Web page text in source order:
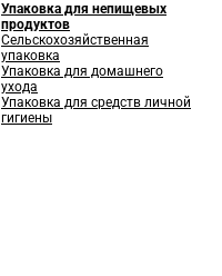
Упаковка для непищевых
продуктов
Сельскохозяйственная
упаковка
Упаковка для домашнего
ухода
Упаковка для средств личной
гигиены